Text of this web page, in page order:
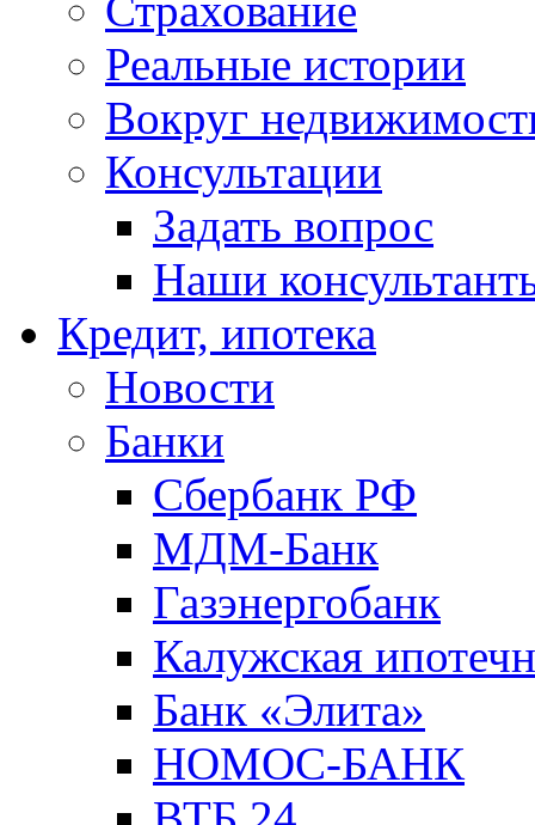
Страхование
Реальные истории
Вокруг
Консультации
Задать вопрос
Наши
Кредит, ипотека
Новости
Банки
Сбербанк РФ
МДМ-Банк
Газэнергобанк
Калужская
Банк «Элита»
НОМОС-БАНК